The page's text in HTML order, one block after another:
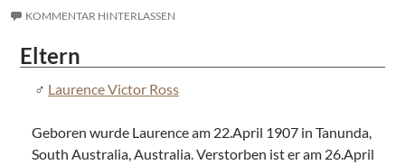
KOMMENTAR HINTERLASSEN
Eltern
Laurence Victor Ross
Geboren wurde Laurence am 22.April 1907 in Tanunda,
South Australia, Australia. Verstorben ist er am 26.April